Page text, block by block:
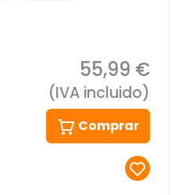
55,99 €
(IVA incluido)
Comprar